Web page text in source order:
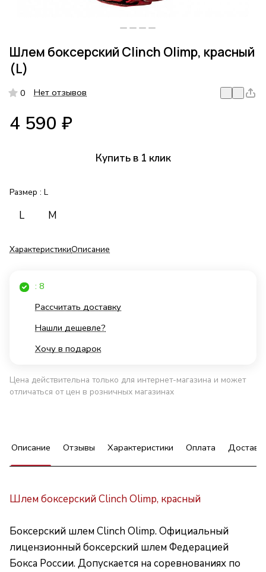
Шлем боксерский Clinch Olimp, красный
(L)
0 Нет отзывов
4 590 ₽
Купить в 1 клик
Размер : L
L M
ХарактеристикиОписание
: 8
Рассчитать доставку
Нашли дешевле?
Хочу в подарок
Цена действительна только для интернет-магазина и может
отличаться от цен в розничных магазинах
Описание Отзывы Характеристики Оплата
Шлем боксерский Clinch Olimp, красный
Боксерский шлем Clinch Olimp. Официальный
лицензионный боксерский шлем Федерацией
Бокса России. Допускается на соревнованиях по